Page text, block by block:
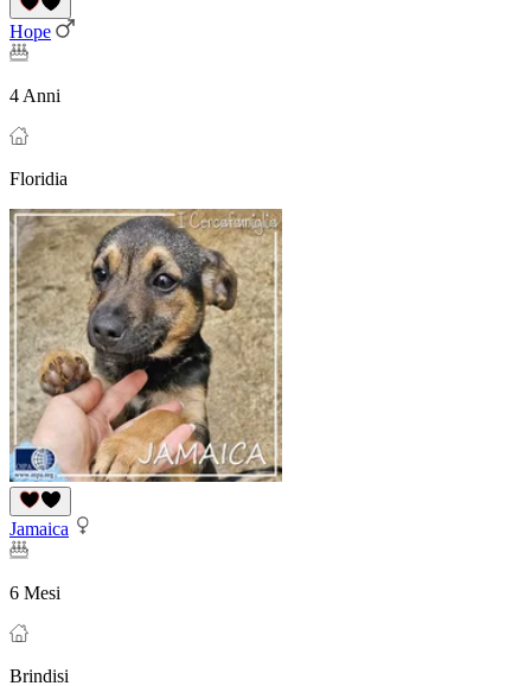
Hope
4 Anni
Floridia
Jamaica
6 Mesi
Brindisi